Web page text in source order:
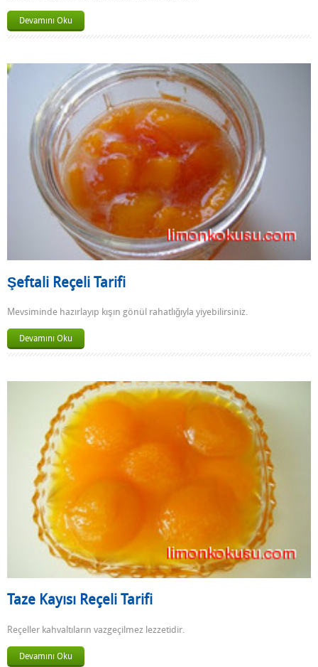
Devamını Oku
Şeftali Reçeli Tarifi
Mevsiminde hazırlayıp kışın gönül rahatlığıyla yiyebilirsiniz.
Devamını Oku
Taze Kayısı Reçeli Tarifi
Reçeller kahvaltıların vazgeçilmez lezzetidir.
Devamını Oku